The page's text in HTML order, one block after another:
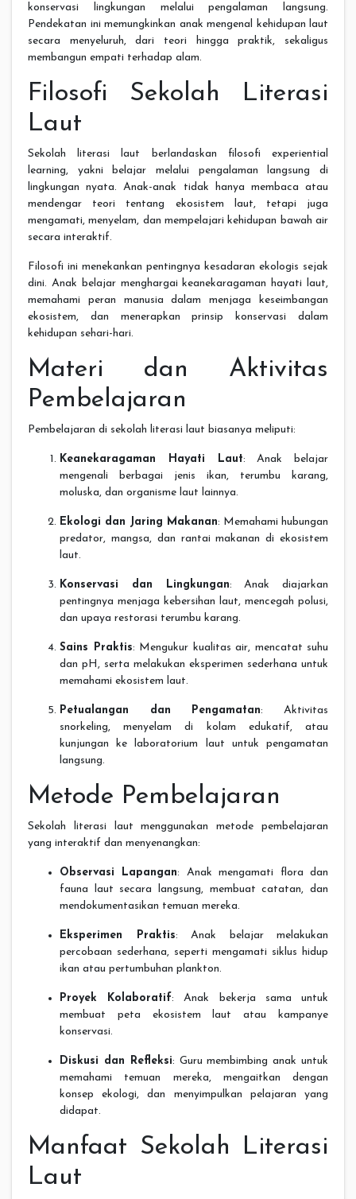
konservasi lingkungan melalui pengalaman langsung.
Pendekatan ini memungkinkan anak mengenal kehidupan laut
secara menyeluruh, dari teori hingga praktik, sekaligus
membangun empati terhadap alam.
Filosofi Sekolah Literasi
Laut
Sekolah literasi laut berlandaskan filosofi experiential
learning, yakni belajar melalui pengalaman langsung di
lingkungan nyata. Anak-anak tidak hanya membaca atau
mendengar teori tentang ekosistem laut, tetapi juga
mengamati, menyelam, dan mempelajari kehidupan bawah air
secara interaktif.
Filosofi ini menekankan pentingnya kesadaran ekologis sejak
dini. Anak belajar menghargai keanekaragaman hayati laut,
memahami peran manusia dalam menjaga keseimbangan
ekosistem, dan menerapkan prinsip konservasi dalam
kehidupan sehari-hari.
Materi dan Aktivitas
Pembelajaran
Pembelajaran di sekolah literasi laut biasanya meliputi:
Keanekaragaman Hayati Laut: Anak belajar
mengenali berbagai jenis ikan, terumbu karang,
moluska, dan organisme laut lainnya.
Ekologi dan Jaring Makanan: Memahami hubungan
predator, mangsa, dan rantai makanan di ekosistem
laut.
Konservasi dan Lingkungan: Anak diajarkan
pentingnya menjaga kebersihan laut, mencegah polusi,
dan upaya restorasi terumbu karang.
Sains Praktis: Mengukur kualitas air, mencatat suhu
dan pH, serta melakukan eksperimen sederhana untuk
memahami ekosistem laut.
Petualangan dan Pengamatan: Aktivitas
snorkeling, menyelam di kolam edukatif, atau
kunjungan ke laboratorium laut untuk pengamatan
langsung.
Metode Pembelajaran
Sekolah literasi laut menggunakan metode pembelajaran
yang interaktif dan menyenangkan:
Observasi Lapangan: Anak mengamati flora dan
fauna laut secara langsung, membuat catatan, dan
mendokumentasikan temuan mereka.
Eksperimen Praktis: Anak belajar melakukan
percobaan sederhana, seperti mengamati siklus hidup
ikan atau pertumbuhan plankton.
Proyek Kolaboratif: Anak bekerja sama untuk
membuat peta ekosistem laut atau kampanye
konservasi.
Diskusi dan Refleksi: Guru membimbing anak untuk
memahami temuan mereka, mengaitkan dengan
konsep ekologi, dan menyimpulkan pelajaran yang
didapat.
Manfaat Sekolah Literasi
Laut